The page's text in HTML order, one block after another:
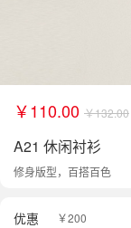
￥110.00 ￥132.00
A21 休闲衬衫
修身版型，百搭百色
优惠
￥200